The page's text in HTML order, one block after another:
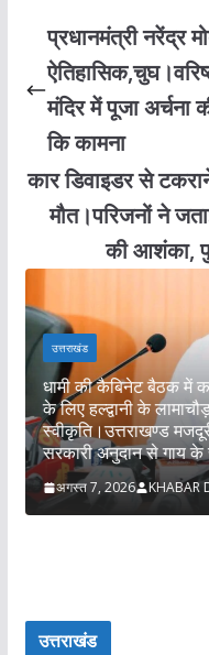
प्रधानमंत्री नरेंद्र
मंदिर में पूजा अर्चना
कि कामना
कार डिवाइडर से
मौत।परिजनों ने
की आशंका,
उत्तराखंड
धामी की कैबिनेट बैठक में
के लिए हल्द्वानी के
स्वीकृति।उत्तराखण्ड
सरकारी अनुदान से गाय
अगस्त 7, 2026 KHABAR
उत्तराखंड